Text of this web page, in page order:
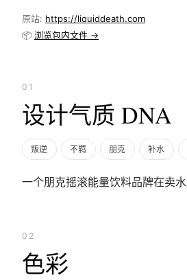
原站: https://liquiddeath.com
📦 浏览包内文件 →
01
设计气质 DNA
叛逆 不羁 朋克 补水
一个朋克摇滚能量饮料品牌在卖水
02
色彩